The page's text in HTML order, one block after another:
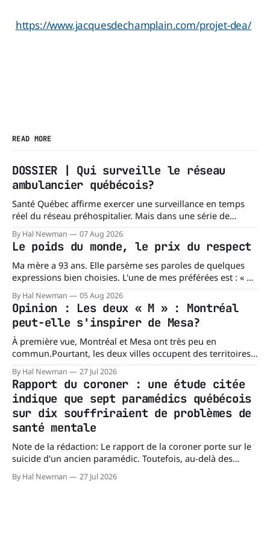
https://www.jacquesdechamplain.com/projet-dea/
READ MORE
DOSSIER | Qui surveille le réseau
ambulancier québécois?
Santé Québec affirme exercer une surveillance en temps
réel du réseau préhospitalier. Mais dans une série de
réponses transmises à La Dernière Ambulance,
l'organisation confirme ne pas tenir certains registres
provinciaux qui permettraient de mesurer des situations
pourtant fondamentales pour évaluer la capacité du réseau
à répondre à
By Hal Newman 07 Aug 2026
Le poids du monde, le prix du respect
Ma mère a 93 ans. Elle parsème ses paroles de quelques
expressions bien choisies. L'une de mes préférées est : « À
chacun son mishegoss. » Mishegoss est un mot yiddish qui
évoque la folie, les lubies, les absurdités de la vie. Chacun
porte les siennes. Elle en a d'
By Hal Newman 05 Aug 2026
Opinion : Les deux « M » : Montréal
peut-elle s'inspirer de Mesa?
À première vue, Montréal et Mesa ont très peu en
commun.Pourtant, les deux villes occupent des territoires
comparables. Mesa, en Arizona, couvre environ 359 km²
(138,7 milles carrés), alors que l'île de Montréal s'étend sur
près de 499 km². La différence n'est
By Hal Newman 27 Jul 2026
Rapport du coroner : une étude citée
indique que sept paramédics québécois
sur dix souffriraient de problèmes de
santé mentale
Note de la rédaction: Le rapport de la coroner porte sur le
suicide d'un ancien paramédic. Toutefois, au-delà des
circonstances ayant mené à cette enquête, il s'intéresse à
une question plus large : les blessures psychologiques chez
By Hal Newman 27 Jul 2026